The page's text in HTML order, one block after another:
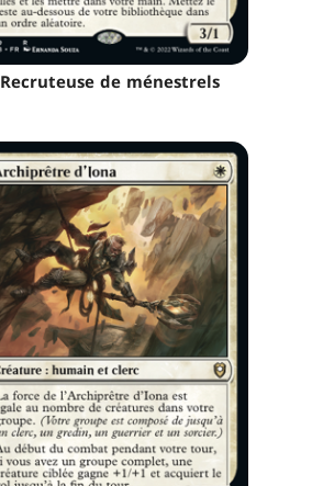
Recruteuse de ménestrels